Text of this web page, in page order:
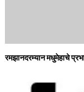
रमझानदरम्‍यान मधुमेहाचे